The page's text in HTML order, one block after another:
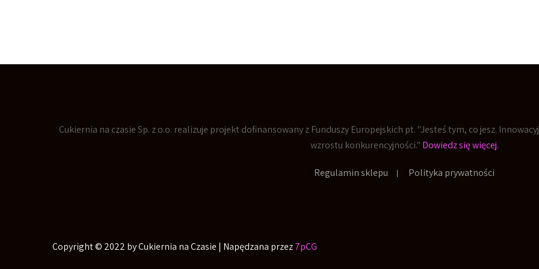
Cukiernia na czasie Sp. z o.o. realizuje projekt dofinansowany z Funduszy Europejskich pt. "Jesteś tym, co jesz.
wzrostu konkurencyjności." Dowiedz się więcej.
Regulamin sklepu Polityka prywatności
Copyright © 2022 by Cukiernia na Czasie | Napędzana przez7pCG